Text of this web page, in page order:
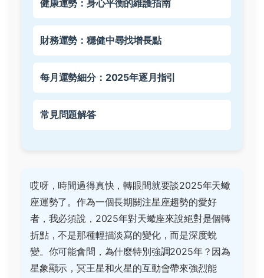
健康運勢：身心平衡的維護指南
財務運勢：穩健中尋找增長點
每月運勢細分：2025年逐月指引
常見問題解答
哎呀，時間過得真快，轉眼間就要談2025年天蠍
座運勢了。作為一個長期關注星座趨勢的愛好
者，我必須說，2025年對天蠍座來說絕對是個轉
折點，不是那種輕描淡寫的變化，而是深度蛻
變。你可能會問，為什麼特別強調2025年？因為
星象顯示，冥王星和火星的互動會帶來強烈能